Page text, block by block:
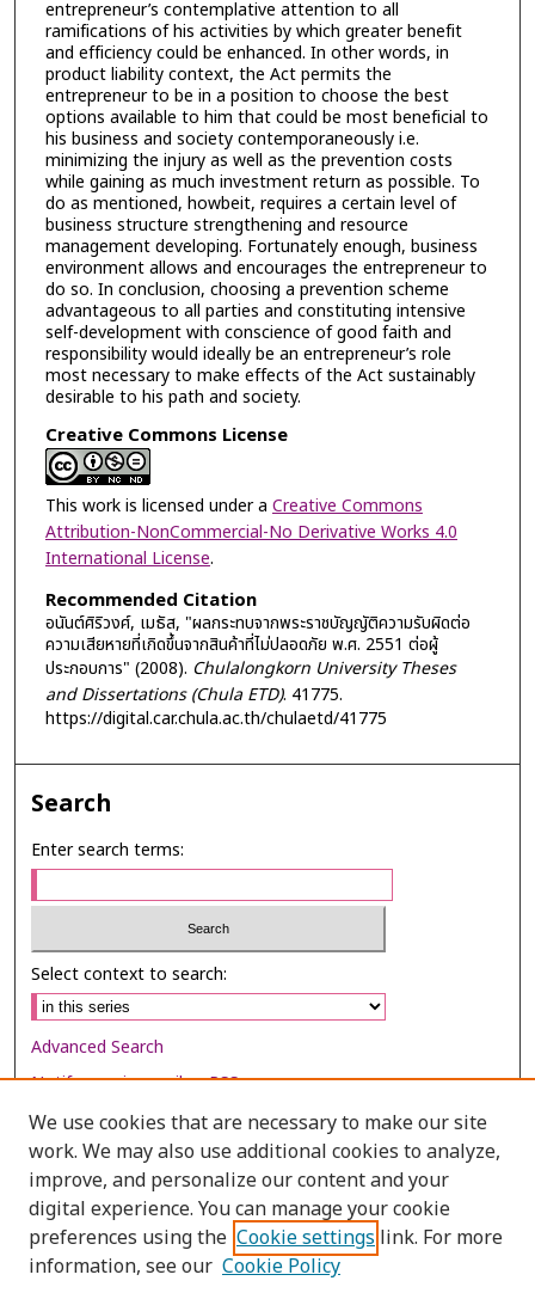
entrepreneur’s contemplative attention to all
ramifications of his activities by which greater benefit
and efficiency could be enhanced. In other words, in
product liability context, the Act permits the
entrepreneur to be in a position to choose the best
options available to him that could be most beneficial to
his business and society contemporaneously i.e.
minimizing the injury as well as the prevention costs
while gaining as much investment return as possible. To
do as mentioned, howbeit, requires a certain level of
business structure strengthening and resource
management developing. Fortunately enough, business
environment allows and encourages the entrepreneur to
do so. In conclusion, choosing a prevention scheme
advantageous to all parties and constituting intensive
self-development with conscience of good faith and
responsibility would ideally be an entrepreneur’s role
most necessary to make effects of the Act sustainably
desirable to his path and society.
Creative Commons License
This work is licensed under a Creative Commons
Attribution-NonCommercial-No Derivative Works 4.0
International License.
Recommended Citation
อนันต์ศิริวงศ์, เมธัส, "ผลกระทบจากพระราชบัญญัติความรับผิดต่อ
ความเสียหายที่เกิดขึ้นจากสินค้าที่ไม่ปลอดภัย พ.ศ. 2551 ต่อผู้
ประกอบการ" (2008). Chulalongkorn University Theses
and Dissertations (Chula ETD). 41775.
https://digital.car.chula.ac.th/chulaetd/41775
Search
Enter search terms:
Select context to search:
Advanced Search
Notify me via email orRSS
Browse
Collections
Disciplines
Authors
We use cookies that are necessary to make our site
work. We may also use additional cookies to analyze,
improve, and personalize our content and your
digital experience. You can manage your cookie
preferences using the Cookie settings link. For more
information, see our Cookie Policy